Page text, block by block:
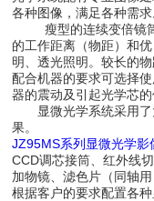
各种图像，满足各种需
瘦型的连续变倍镜筒
的工作距离（物距）和
明、透光照明。较长的
配合机器的要求可选择
器的震动及引起光学芯
显微光学系统采用了
果。
JZ95MS系列显微光学影
CCD调芯接筒、红外线
加物镜、滤色片（同轴
根据客户的要求配置各